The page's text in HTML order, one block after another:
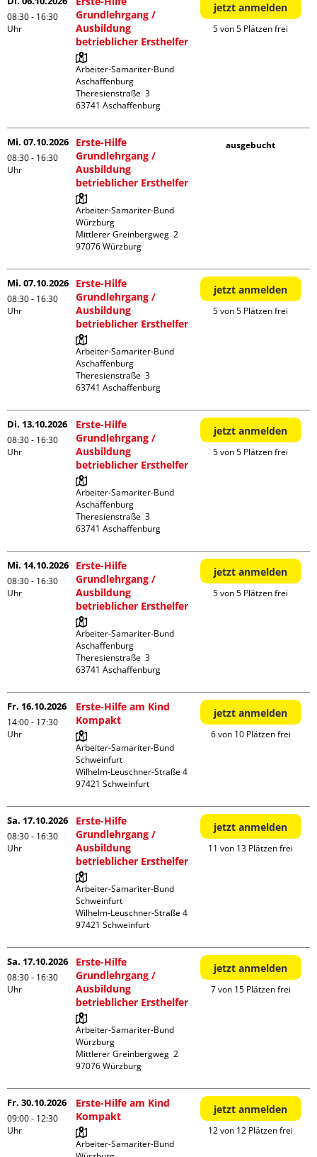
08:30 - 16:30
Uhr
Grundlehrgang /
Ausbildung
betrieblicher Ersthelfer
Arbeiter-Samariter-Bund
Aschaffenburg
Theresienstraße  3
jetzt anmelden
5 von 5 Plätzen frei
Mi. 07.10.2026
08:30 - 16:30
Uhr
Erste-Hilfe
Grundlehrgang /
Ausbildung
betrieblicher Ersthelfer
Arbeiter-Samariter-Bund
Würzburg
Mittlerer Greinbergweg  2
ausgebucht
Mi. 07.10.2026
08:30 - 16:30
Uhr
Erste-Hilfe
Grundlehrgang /
Ausbildung
betrieblicher Ersthelfer
Arbeiter-Samariter-Bund
Aschaffenburg
Theresienstraße  3
jetzt anmelden
5 von 5 Plätzen frei
Di. 13.10.2026
08:30 - 16:30
Uhr
Erste-Hilfe
Grundlehrgang /
Ausbildung
betrieblicher Ersthelfer
Arbeiter-Samariter-Bund
Aschaffenburg
Theresienstraße  3
jetzt anmelden
5 von 5 Plätzen frei
Mi. 14.10.2026
08:30 - 16:30
Uhr
Erste-Hilfe
Grundlehrgang /
Ausbildung
betrieblicher Ersthelfer
Arbeiter-Samariter-Bund
Aschaffenburg
Theresienstraße  3
jetzt anmelden
5 von 5 Plätzen frei
Fr. 16.10.2026
14:00 - 17:30
Uhr
Erste-Hilfe am Kind
Kompakt
Arbeiter-Samariter-Bund
Schweinfurt
Wilhelm-Leuschner-Straße 4
jetzt anmelden
6 von 10 Plätzen frei
Sa. 17.10.2026
08:30 - 16:30
Uhr
Erste-Hilfe
Grundlehrgang /
Ausbildung
betrieblicher Ersthelfer
Arbeiter-Samariter-Bund
Schweinfurt
Wilhelm-Leuschner-Straße 4
jetzt anmelden
11 von 13 Plätzen frei
Sa. 17.10.2026
08:30 - 16:30
Uhr
Erste-Hilfe
Grundlehrgang /
Ausbildung
betrieblicher Ersthelfer
Arbeiter-Samariter-Bund
Würzburg
Mittlerer Greinbergweg  2
jetzt anmelden
7 von 15 Plätzen frei
Fr. 30.10.2026
09:00 - 12:30
Uhr
Erste-Hilfe am Kind
Kompakt
Arbeiter-Samariter-Bund
jetzt anmelden
12 von 12 Plätzen frei